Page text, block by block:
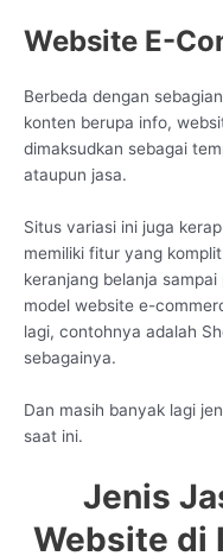
Website E-
Berbeda dengan
konten berupa info,
dimaksudkan sebagai
ataupun jasa.
Situs variasi ini juga
memiliki fitur yang
keranjang belanja
model website e-
lagi, contohnya adalah
sebagainya.
Dan masih banyak lagi
saat ini.
Jenis
Website di